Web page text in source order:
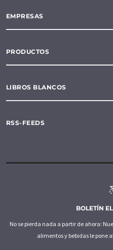
EMPRESAS
PRODUCTOS
LIBROS BLANCOS
RSS-FEEDS
BOLETÍN
No se pierda nada a partir de ahora:
alimentos y bebidas le pone